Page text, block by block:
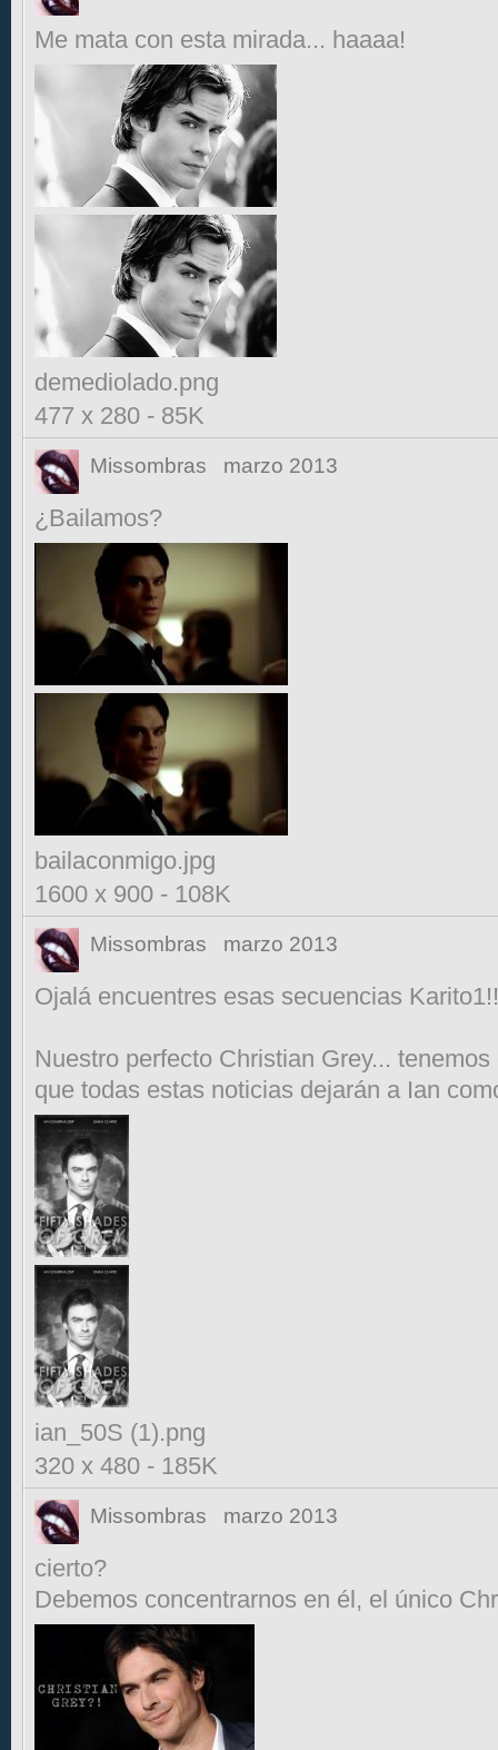
Me mata con esta mirada... haaaa!
demediolado.png
477 x 280 - 85K
Missombras marzo 2013
¿Bailamos?
bailaconmigo.jpg
1600 x 900 - 108K
Missombras marzo 2013
Ojalá encuentres esas secuencias
Nuestro perfecto Christian Grey...
que todas estas noticias dejarán a Ian
ian_50S (1).png
320 x 480 - 185K
Missombras marzo 2013
cierto?
Debemos concentrarnos en él, el único